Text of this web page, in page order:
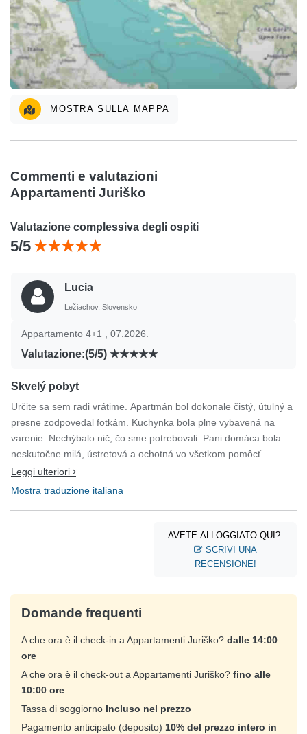
MOSTRA SULLA MAPPA
Commenti e valutazioni
Appartamenti Juriško
Valutazione complessiva degli ospiti
5/5
Lucia
Ležiachov, Slovensko
Appartamento 4+1 , 07.2026.
Valutazione:(5/5)
Skvelý pobyt
Určite sa sem radi vrátime. Apartmán bol dokonale čistý, útulný a
presne zodpovedal fotkám. Kuchynka bola plne vybavená na
varenie. Nechýbalo nič, čo sme potrebovali. Pani domáca bola
neskutočne milá, ústretová a ochotná vo všetkom pomôcť.
Maximálna spokojnosť. Odporúčame každému.
Leggi ulteriori
Mostra traduzione italiana
AVETE ALLOGGIATO QUI?
SCRIVI UNA
RECENSIONE!
Domande frequenti
A che ora è il check-in a Appartamenti Juriško? dalle 14:00
ore
A che ora è il check-out a Appartamenti Juriško? fino alle
10:00 ore
Tassa di soggiorno Incluso nel prezzo
Pagamento anticipato (deposito) 10% del prezzo intero in